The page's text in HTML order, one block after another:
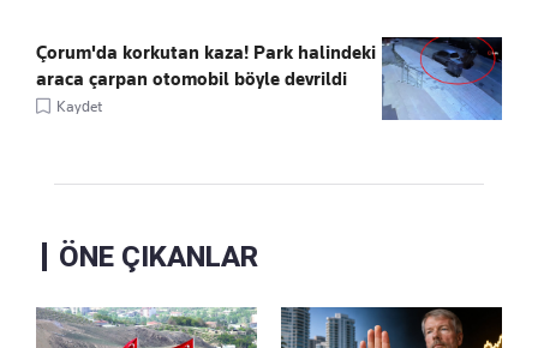
Çorum'da korkutan kaza! Park halindeki
araca çarpan otomobil böyle devrildi
Kaydet
ÖNE ÇIKANLAR